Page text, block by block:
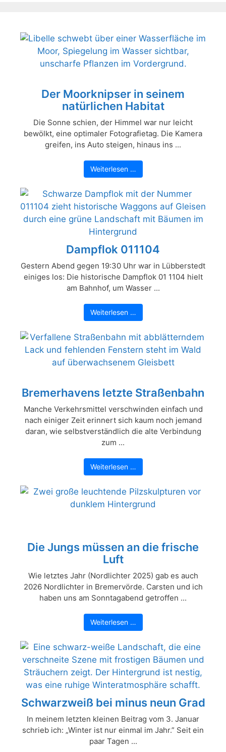
Der Moorknipser in seinem
natürlichen Habitat
Die Sonne schien, der Himmel war nur leicht
bewölkt, eine optimaler Fotografietag. Die Kamera
greifen, ins Auto steigen, hinaus ins ...
Weiterlesen …
Dampflok 011104
Gestern Abend gegen 19:30 Uhr war in Lübberstedt
einiges los: Die historische Dampflok 01 1104 hielt
am Bahnhof, um Wasser ...
Weiterlesen …
Bremerhavens letzte Straßenbahn
Manche Verkehrsmittel verschwinden einfach und
nach einiger Zeit erinnert sich kaum noch jemand
daran, wie selbstverständlich die alte Verbindung
zum ...
Weiterlesen …
Die Jungs müssen an die frische
Luft
Wie letztes Jahr (Nordlichter 2025) gab es auch
2026 Nordlichter in Bremervörde. Carsten und ich
haben uns am Sonntagabend getroffen ...
Weiterlesen …
Schwarzweiß bei minus neun Grad
In meinem letzten kleinen Beitrag vom 3. Januar
schrieb ich: „Winter ist nur einmal im Jahr.” Seit ein
paar Tagen ...